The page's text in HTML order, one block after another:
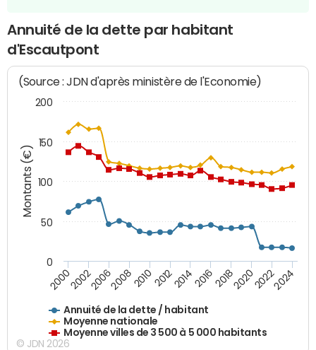
Annuité de la dette par habitant
d'Escautpont
Montants (€)
(Source : JDN d'après ministère de l'Economie)
Annuité de la dette / habitant
Moyenne nationale
Moyenne villes de 3 500 à 5 000 habitants
200020022006200820102012201420162018202020222024
0
50
100
150
200
© JDN 2026